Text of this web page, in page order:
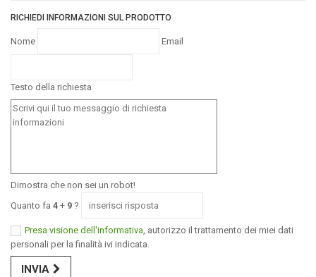
RICHIEDI INFORMAZIONI SUL PRODOTTO
Nome Email
Testo della richiesta
Dimostra che non sei un robot!
Quanto fa 4 + 9 ?
Presa visione dell'informativa , autorizzo il trattamento dei miei dati
personali per la finalità ivi indicata.
INVIA